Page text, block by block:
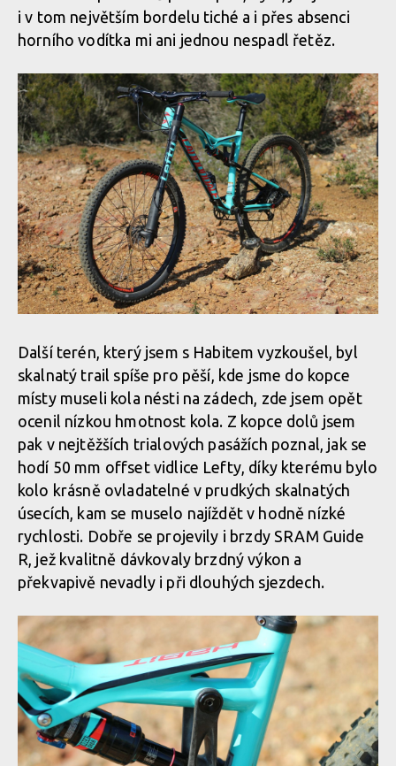
i v tom největším bordelu tiché a i přes absenci
horního vodítka mi ani jednou nespadl řetěz.
Další terén, který jsem s Habitem vyzkoušel, byl
skalnatý trail spíše pro pěší, kde jsme do kopce
místy museli kola nésti na zádech, zde jsem opět
ocenil nízkou hmotnost kola. Z kopce dolů jsem
pak v nejtěžších trialových pasážích poznal, jak se
hodí 50 mm offset vidlice Lefty, díky kterému bylo
kolo krásně ovladatelné v prudkých skalnatých
úsecích, kam se muselo najíždět v hodně nízké
rychlosti. Dobře se projevily i brzdy SRAM Guide
R, jež kvalitně dávkovaly brzdný výkon a
překvapivě nevadly i při dlouhých sjezdech.